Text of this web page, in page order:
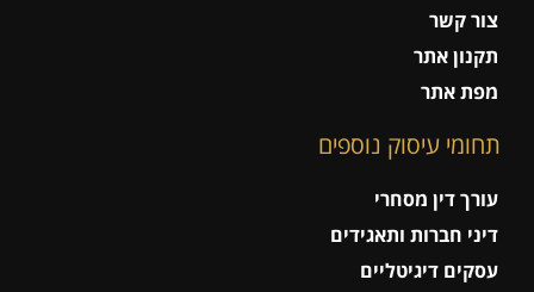
צור קשר
תקנון אתר
מפת אתר
תחומי עיסוק נוספים
עורך דין מסחרי
דיני חברות ותאגידים
עסקים דיגיטליים